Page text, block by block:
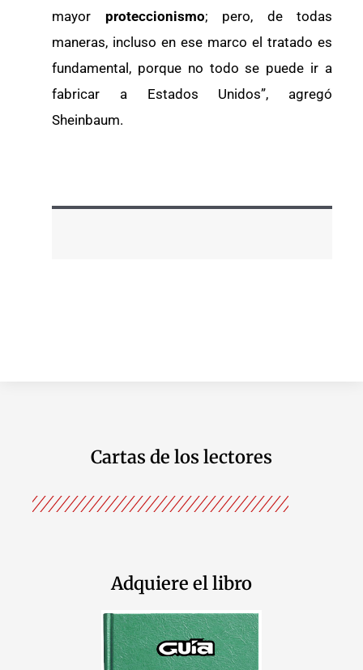
mayor proteccionismo; pero, de todas
maneras, incluso en ese marco el tratado es
fundamental, porque no todo se puede ir a
fabricar a Estados Unidos”, agregó
Sheinbaum.
Cartas de los lectores
Adquiere el libro